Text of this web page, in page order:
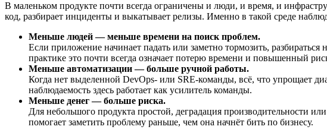
В маленьком продукте почти всегда ограничены и люди, и время, и
код, разбирает инциденты и выкатывает релизы. Именно в такой среде
Меньше людей — меньше времени на поиск проблем.
Если приложение начинает падать или заметно тормозить,
практике это почти всегда означает потерю времени и повышенный
Меньше автоматизации — больше ручной работы.
Когда нет выделенной DevOps- или SRE-команды, всё, что упрощает
наблюдаемость здесь работает как усилитель команды.
Меньше денег — больше риска.
Для небольшого продукта простой, деградация производительности
помогает заметить проблему раньше, чем она начнёт бить по бизнесу.